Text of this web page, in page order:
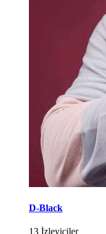
D-Black
13 İzleyiciler